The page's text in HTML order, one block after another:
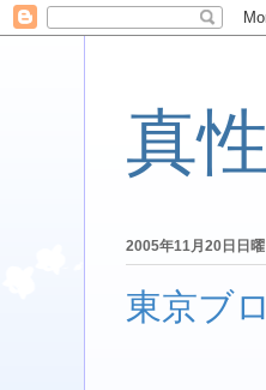
真
2005年11月20日日曜
東京ブ